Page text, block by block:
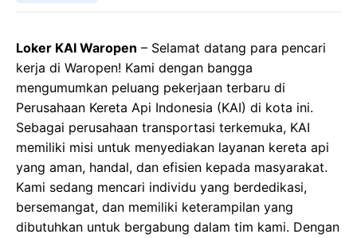
Loker KAI Waropen – Selamat datang para pencari
kerja di Waropen! Kami dengan bangga
mengumumkan peluang pekerjaan terbaru di
Perusahaan Kereta Api Indonesia (KAI) di kota ini.
Sebagai perusahaan transportasi terkemuka, KAI
memiliki misi untuk menyediakan layanan kereta api
yang aman, handal, dan efisien kepada masyarakat.
Kami sedang mencari individu yang berdedikasi,
bersemangat, dan memiliki keterampilan yang
dibutuhkan untuk bergabung dalam tim kami. Dengan